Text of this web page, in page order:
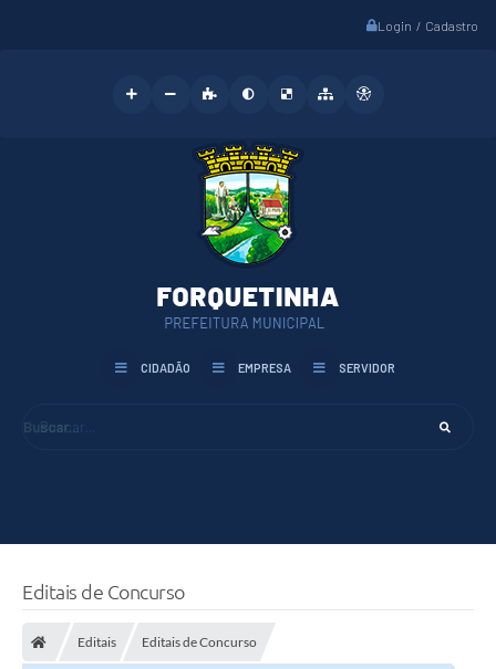
Login / Cadastro
Buscar...
CIDADÃO EMPRESA SERVIDOR
Editais de Concurso
Editais Editais de Concurso